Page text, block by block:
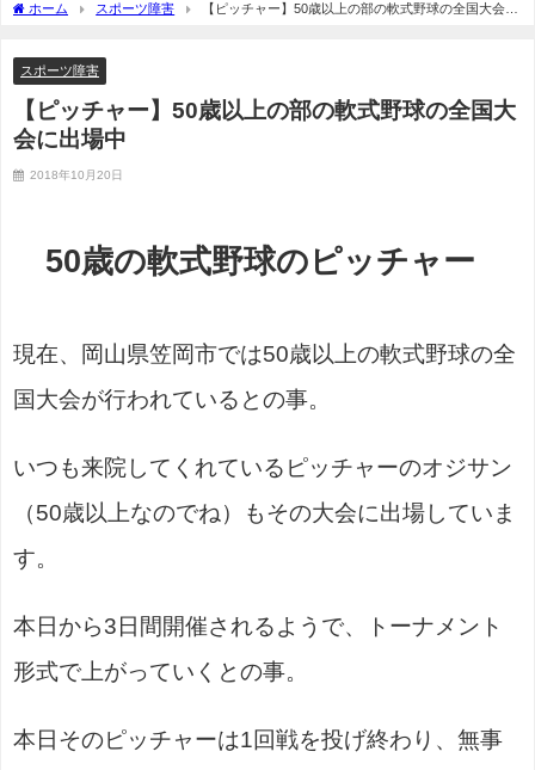
ホーム スポーツ障害
【ピッチャー】50歳以上の部の軟式野球の全国大会に
スポーツ障害
【ピッチャー】50歳以上の部の軟式野球の全国大
会に出場中
2018年10月20日
50歳の軟式野球のピッチャー
現在、岡山県笠岡市では50歳以上の軟式野球の全
国大会が行われているとの事。
いつも来院してくれているピッチャーのオジサン
（50歳以上なのでね）もその大会に出場していま
す。
本日から3日間開催されるようで、トーナメント
形式で上がっていくとの事。
本日そのピッチャーは1回戦を投げ終わり、無事